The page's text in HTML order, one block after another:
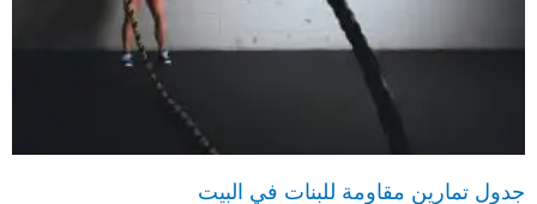
جدول تمارين مقاومة للبنات في البيت